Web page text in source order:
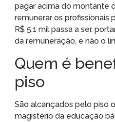
pagar acima do montante
remunerar os profissionais
R$ 5,1 mil passa a ser,
da remuneração, e não o
Quem é
piso
São alcançados pelo piso
magistério da educação